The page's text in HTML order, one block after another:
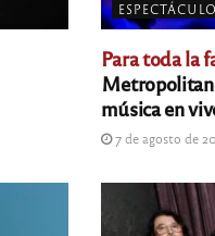
Para toda la
música en
7 de agosto de